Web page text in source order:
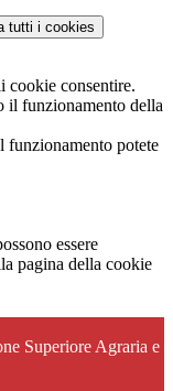
tutti i cookies
cookie consentire.
il funzionamento della
funzionamento potete
essere
pagina della cookie
Superiore Agraria e